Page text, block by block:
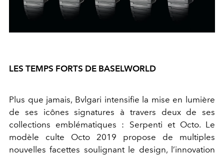
LES TEMPS FORTS DE BASELWORLD
Plus que jamais, Bvlgari intensifie la mise en lumière
de ses icônes signatures à travers deux de ses
collections emblématiques : Serpenti et Octo. Le
modèle culte Octo 2019 propose de multiples
nouvelles facettes soulignant le design, l’innovation